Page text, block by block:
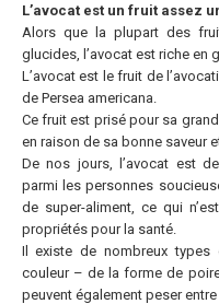
L’avocat est un fruit assez
Alors que la plupart des
glucides, l’avocat est riche en
L’avocat est le fruit de
de Persea americana.
Ce fruit est prisé pour sa
en raison de sa bonne saveur
De nos jours, l’avocat est
parmi les personnes
de super-aliment, ce qui
propriétés pour la santé.
Il existe de nombreux types
couleur – de la forme de
peuvent également peser entre